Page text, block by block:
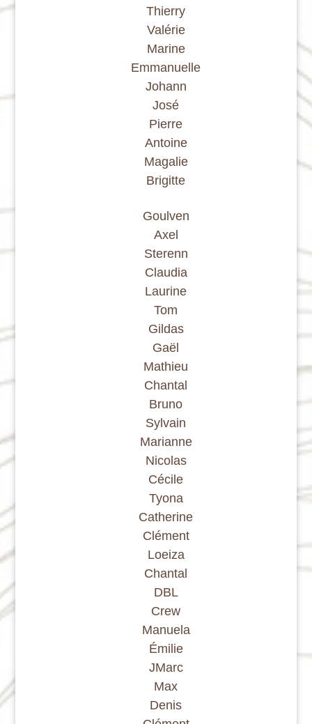
Thierry
Valérie
Marine
Emmanuelle
Johann
José
Pierre
Antoine
Magalie
Brigitte
Goulven
Axel
Sterenn
Claudia
Laurine
Tom
Gildas
Gaël
Mathieu
Chantal
Bruno
Sylvain
Marianne
Nicolas
Cécile
Tyona
Catherine
Clément
Loeiza
Chantal
DBL
Crew
Manuela
Émilie
JMarc
Max
Denis